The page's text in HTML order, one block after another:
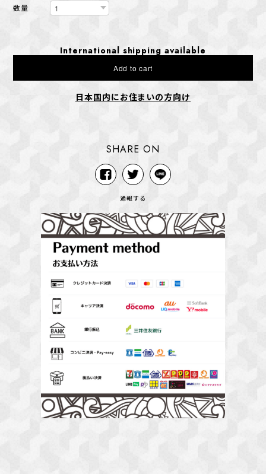
数量
International shipping available
Add to cart
日本国内にお住まいの方向け
SHARE ON
通報する